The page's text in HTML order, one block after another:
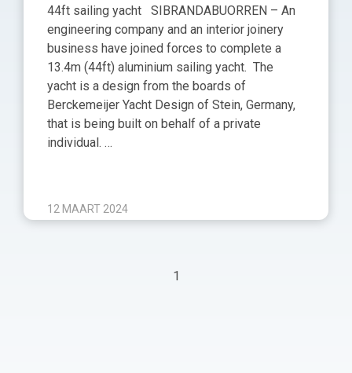
44ft sailing yacht SIBRANDABUORREN – An
engineering company and an interior joinery
business have joined forces to complete a
13.4m (44ft) aluminium sailing yacht. The
yacht is a design from the boards of
Berckemeijer Yacht Design of Stein, Germany,
that is being built on behalf of a private
individual. …
12 MAART 2024
1